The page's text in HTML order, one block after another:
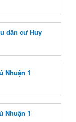
dân cư Huy
Nhuận 1
Nhuận 1